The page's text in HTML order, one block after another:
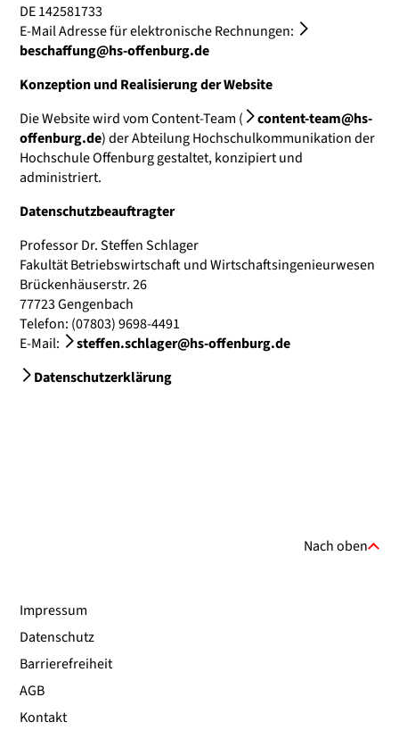
DE 142581733
E-Mail Adresse für elektronische Rechnungen:
beschaffung@hs-offenburg.de
Konzeption und Realisierung der Website
Die Website wird vom Content-Team (
content-team@hs-
offenburg.de) der Abteilung Hochschulkommunikation der
Hochschule Offenburg gestaltet, konzipiert und
administriert.
Datenschutzbeauftragter
Professor Dr. Steffen Schlager
Fakultät Betriebswirtschaft und Wirtschaftsingenieurwesen
Brückenhäuserstr. 26
77723 Gengenbach
Telefon: (07803) 9698-4491
E-Mail:
steffen.schlager@hs-offenburg.de
Datenschutzerklärung
Nach oben
Impressum
Datenschutz
Barrierefreiheit
AGB
Kontakt